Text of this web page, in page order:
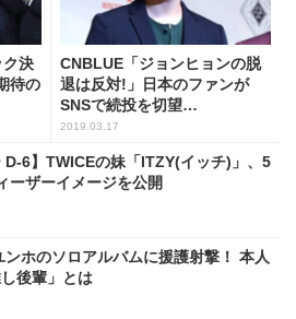
決
待の
CNBLUE「ジョンヒョンの脱
退は反対!」日本のファンが
SNSで続投を切望…
2019.03.17
D-6】TWICEの妹「ITZY(イッチ)」、5
ーザーイメージを公開
ンホのソロアルバムに援護射撃！ 本人
後輩」とは